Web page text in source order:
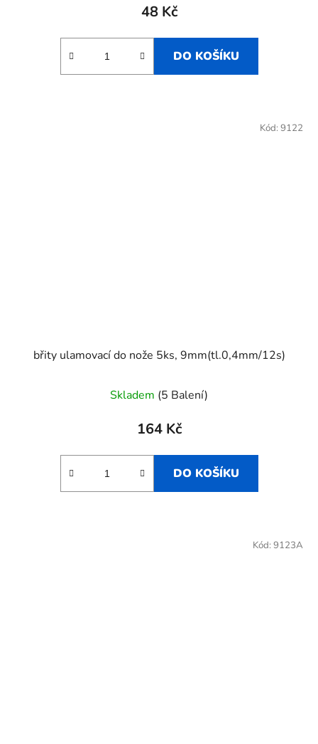
48 Kč
DO KOŠÍKU
břity ulamovací do nože 5ks, 9mm(tl.0,4mm/12s)
Skladem (5 Balení)
164 Kč
DO KOŠÍKU
Kód: 9122
Kód: 9123A